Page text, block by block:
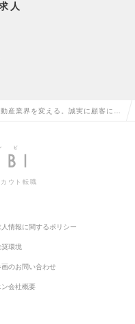
人
産業界を変える。誠実に顧客に向
人情報
ウト転職
人情報に関するポリシー
奨環境
画のお問い合わせ
ン会社概要